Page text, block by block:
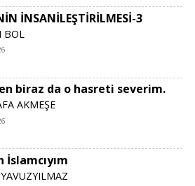
İNSANİLEŞTİRİLMESİ-3
BOL
biraz da o hasreti severim.
AKMEŞE
İslamcıyım